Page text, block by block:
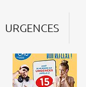
URGENCES